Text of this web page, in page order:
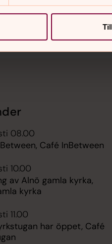
08.00
Café InBetween
10.00
av Alnö gamla kyrka,
kyrka
11.00
har öppet, Café